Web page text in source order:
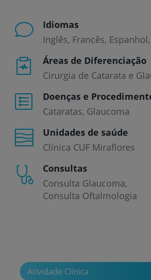
Idiomas
Inglês Francês Espanhol
Áreas de Diferenciação
Cirurgia de Catarata e
Doenças e
Cataratas Glaucoma
Unidades de saúde
Clínica CUF Miraflores
Consultas
Consulta Glaucoma
Consulta Oftalmologia
Atividade Clínica